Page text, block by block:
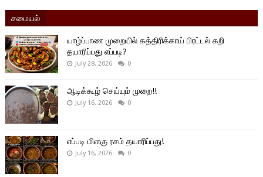
சமையல்
யாழ்ப்பாண முறையில் கத்திரிக்காய் பிரட்டல் கறி
தயாரிப்பது எப்படி?
July 28, 2026 0
ஆடிக்கூழ் செய்யும் முறை!!
July 16, 2026 0
எப்படி மிளகு ரசம் தயாரிப்பது!
July 16, 2026 0